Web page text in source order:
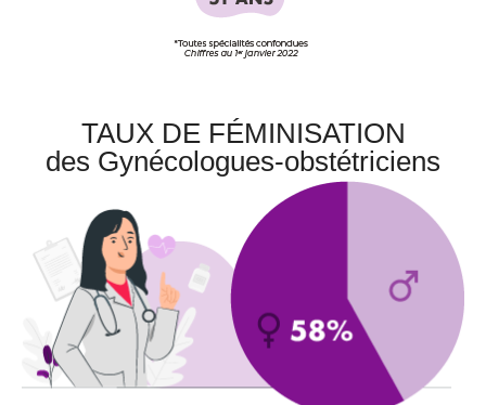
TAUX DE FÉMINISATION
des Gynécologues-obstétriciens